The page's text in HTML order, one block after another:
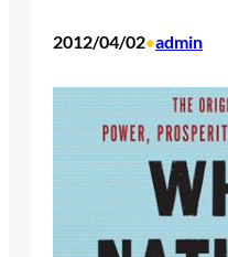
2012/04/02•admin